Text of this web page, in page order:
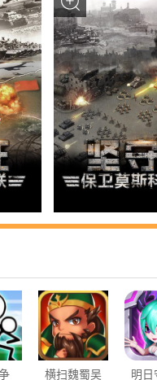
横扫魏蜀吴 明日